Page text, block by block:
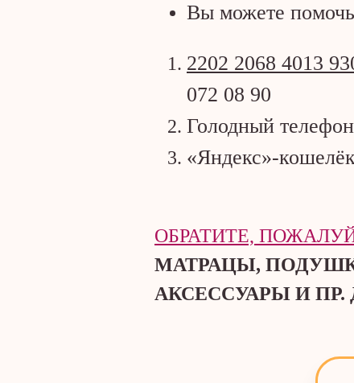
Вы можете п
2202 2068 4013
072 08 90
Голодный
«Яндекс»-
ОБРАТИТЕ,
МАТРАЦЫ,
АКСЕССУАРЫ И